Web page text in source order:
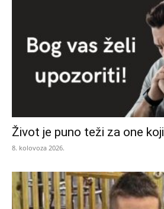
Život je puno teži za one
8. kolovoza 2026.